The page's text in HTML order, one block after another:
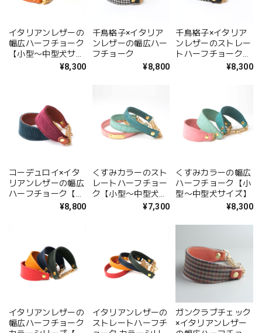
イタリアンレザーの
幅広ハーフチョーク
【小型〜中型犬サイ
¥8,300
千鳥格子×イタリア
ンレザーの幅広ハー
フチョーク
¥8,800
千鳥格子×イタリア
ンレザーのストレー
トハーフチョーク
【小型〜中型犬サイ
¥8,300
コーデュロイ×イタ
リアンレザーの幅広
ハーフチョーク【小
型〜中・大型犬サイ
¥8,800
くすみカラーのスト
レートハーフチョー
ク【小型〜中型犬サ
¥7,300
くすみカラーの幅広
ハーフチョーク【小
型〜中型犬サイズ】
¥8,300
イタリアンレザーの
幅広ハーフチョーク
イタリアンレザーの
ストレートハーフチ
ガンクラブチェック
×イタリアンレザー